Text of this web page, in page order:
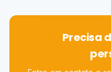
Precisa